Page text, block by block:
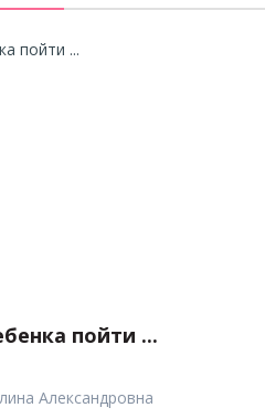
пойти ...
Александровна
пойти ...
Александровна